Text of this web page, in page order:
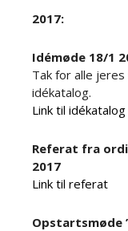
2017:
Idémøde 18/1
Tak for alle
idékatalog.
Link til idékatalog
Referat fra
2017
Link til referat
Opstartsmøde